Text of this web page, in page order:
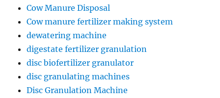
Cow Manure Disposal
Cow manure fertilizer making system
dewatering machine
digestate fertilizer granulation
disc biofertilizer granulator
disc granulating machines
Disc Granulation Machine